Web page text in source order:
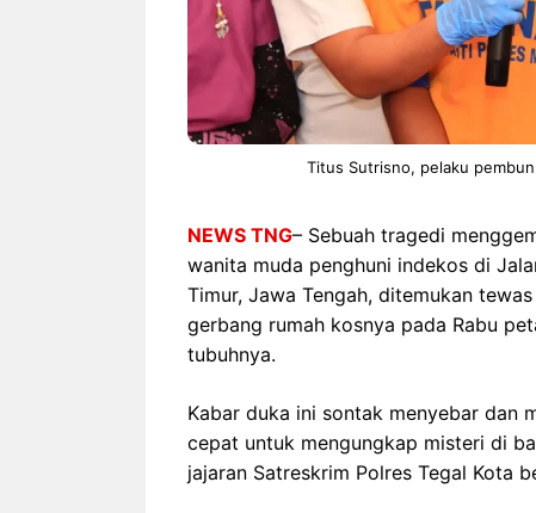
Titus Sutrisno, pelaku
NEWS TNG– Sebuah tragedi
wanita muda penghuni indekos di
Timur, Jawa Tengah, ditemukan
gerbang rumah kosnya pada Rabu
tubuhnya.
Kabar duka ini sontak menyebar dan
cepat untuk mengungkap misteri di
jajaran Satreskrim Polres Tegal Kota